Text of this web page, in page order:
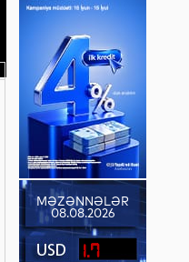
MƏZƏNNƏLƏR
08.08.2026
1.7